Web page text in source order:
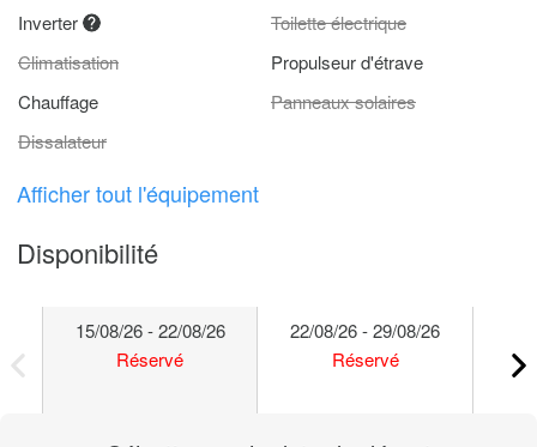
Inverter
Toilette électrique
Climatisation
Propulseur d'étrave
Chauffage
Panneaux solaires
Dissalateur
Afficher tout l'équipement
Disponibilité
15/08/26 - 22/08/26
Réservé
22/08/26 - 29/08/26
Réservé